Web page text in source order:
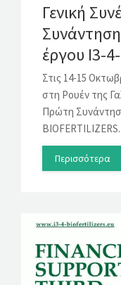
Γενική
έργου I3-
Στις 14-15
στη Ρουέν της
Πρώτη
Περισσότερα